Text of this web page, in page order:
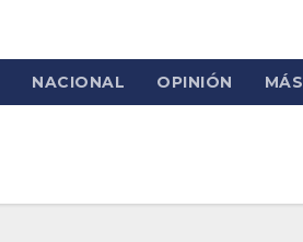
NACIONAL OPINIÓN MÁS